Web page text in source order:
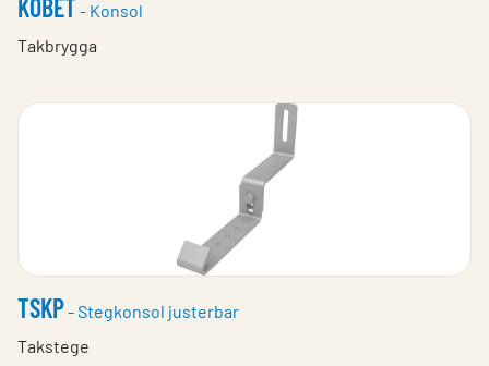
KOBET - Konsol
Takbrygga
TSKP- Stegkonsol justerbar
Takstege